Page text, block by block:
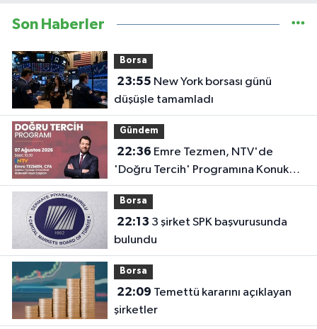
Son Haberler
Borsa
23:55
düşüşle tamamladı
Gündem
22:36
'Doğru Tercih' Programına Konuk
Olacak
Borsa
22:13
bulundu
Borsa
22:09
şirketler